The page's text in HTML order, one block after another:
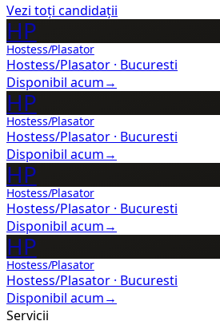
Vezi toți candidații
HP
Hostess/Plasator
Hostess/Plasator · Bucuresti
Disponibil acum→
HP
Hostess/Plasator
Hostess/Plasator · Bucuresti
Disponibil acum→
HP
Hostess/Plasator
Hostess/Plasator · Bucuresti
Disponibil acum→
HP
Hostess/Plasator
Hostess/Plasator · Bucuresti
Disponibil acum→
Servicii